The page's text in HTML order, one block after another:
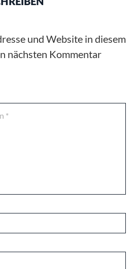
und Website in diesem
nächsten Kommentar